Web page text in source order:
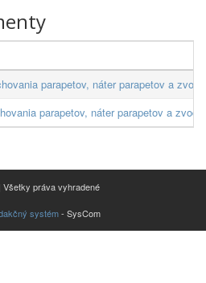
parapetov, náter parapetov a
parapetov, náter parapetov a
práva vyhradené
systém- SysCom